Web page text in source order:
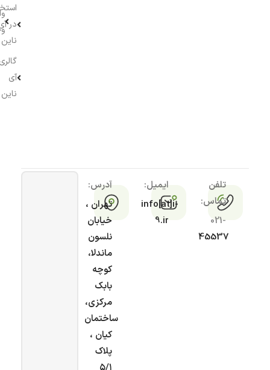
در
ناین
آی
ناین
تلفن
تماس:
021-
45537
ایمیل:
info[at]i-
9.ir
آدرس:
تهران ،
خیابان
نلسون
ماندلا،
کوچه
بابک
مرکزی،
ساختمان
کیان ،
پلاک